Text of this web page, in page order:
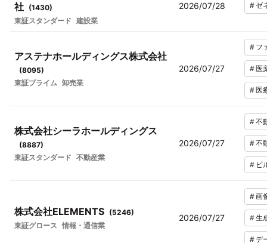
社 (1430)
東証スタンダード 建設業
2026/07/28 #ゼ
アステナホールディングス株式会社
(8095)
東証プライム 卸売業
2026/07/27
# フ
#医
#医
株式会社シーラホールディングス
(8887)
東証スタンダード 不動産業
2026/07/27
#不
#不
# ビ
株式会社ELEMENTS (5246)
東証グロース 情報・通信業
2026/07/27
#画
#生
#デ